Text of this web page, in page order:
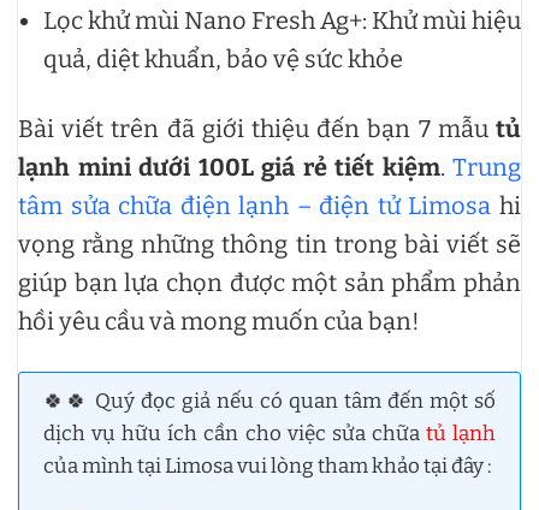
Lọc khử mùi Nano Fresh Ag+: Khử mùi hiệu
quả, diệt khuẩn, bảo vệ sức khỏe
Bài viết trên đã giới thiệu đến bạn 7 mẫu tủ
lạnh mini dưới 100L giá rẻ tiết kiệm. Trung
tâm sửa chữa điện lạnh – điện tử Limosa hi
vọng rằng những thông tin trong bài viết sẽ
giúp bạn lựa chọn được một sản phẩm phản
hồi yêu cầu và mong muốn của bạn!
🍀🍀 Quý đọc giả nếu có quan tâm đến một số
dịch vụ hữu ích cần cho việc sửa chữa tủ lạnh
của mình tại Limosa vui lòng tham khảo tại đây :